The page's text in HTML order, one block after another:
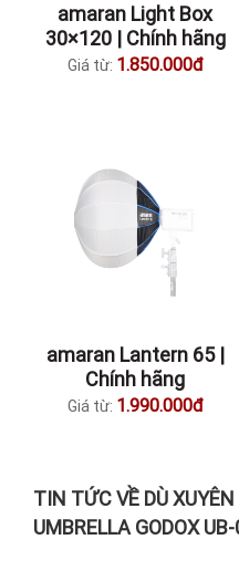
amaran Light Box
30×120 | Chính hãng
Giá từ: 1.850.000đ
amaran Lantern 65 |
Chính hãng
Giá từ: 1.990.000đ
TIN TỨC VỀ DÙ
UMBRELLA GODOX